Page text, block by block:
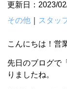
更新日：2023/
その他
スタッ
こんにちは！営
先日のブログで
りましたね。